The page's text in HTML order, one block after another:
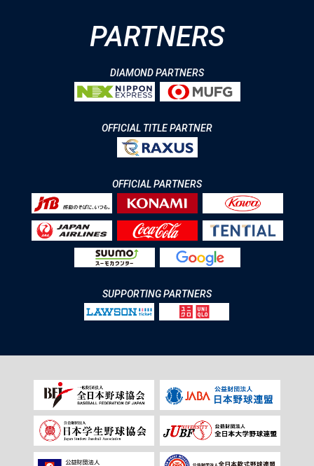
PARTNERS
DIAMOND PARTNERS
OFFICIAL TITLE PARTNER
OFFICIAL PARTNERS
SUPPORTING PARTNERS